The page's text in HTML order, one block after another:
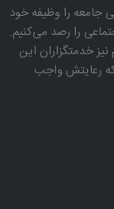
جامعه را وظیفه خود
را رصد می‌كنیم.
خدمتگزاران این
رعایتش واجب